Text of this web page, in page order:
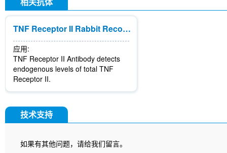
TNF Receptor II Rabbit Recombinant mAb
应用:
TNF Receptor II Antibody detects
endogenous levels of total TNF
Receptor II.
技术支持
如果有其他问题，请给我们留言。